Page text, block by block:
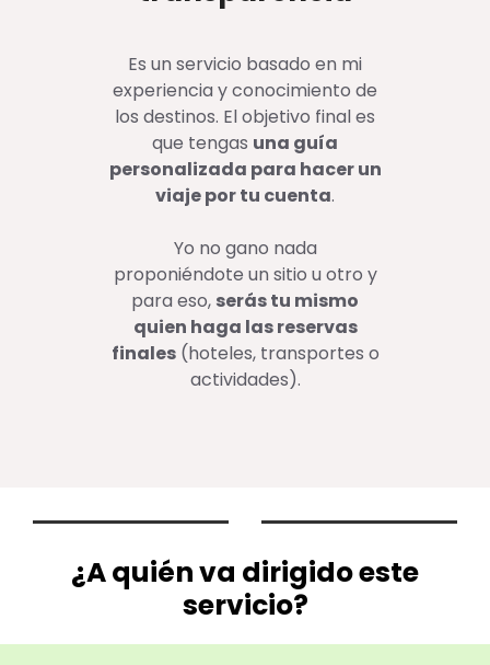
Es un servicio basado en mi
experiencia y conocimiento de
los destinos. El objetivo final es
que tengas una guía
personalizada para hacer un
viaje por tu cuenta.
Yo no gano nada
proponiéndote un sitio u otro y
para eso, serás tu mismo
quien haga las reservas
finales(hoteles, transportes o
actividades).
¿A quién va dirigido este
servicio?